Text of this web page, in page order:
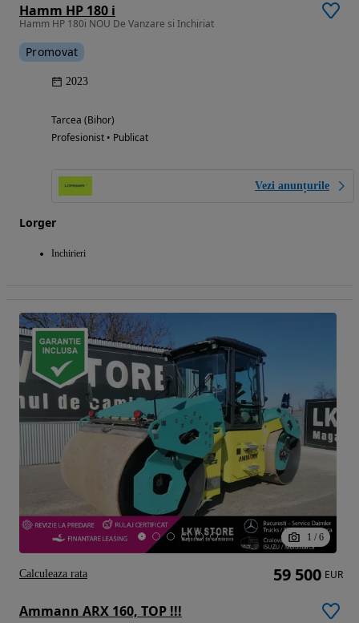
Hamm HP 180 i
Hamm HP 180i NOU De Vanzare si Inchiriat
Promovat
2023
Tarcea (Bihor)
Profesionist • Publicat
Vezi anunțurile
Lorger
Inchirieri
1 / 6
Ammann ARX 160, TOP !!!
59 500 EUR
Calculeaza rata